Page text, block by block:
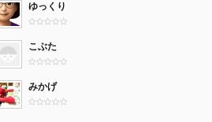
ゆっくり
こぶた
みかげ